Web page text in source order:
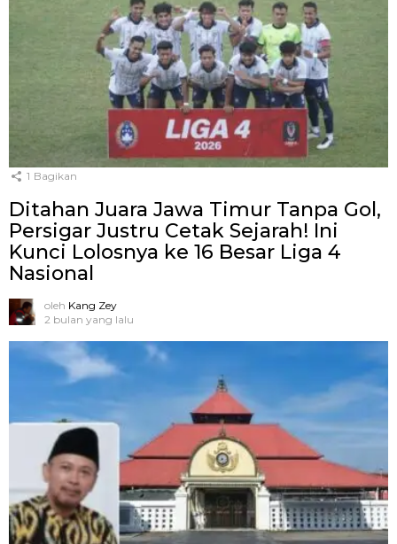
1 Bagikan
Ditahan Juara Jawa Timur Tanpa Gol,
Persigar Justru Cetak Sejarah! Ini
Kunci Lolosnya ke 16 Besar Liga 4
Nasional
oleh Kang Zey
2 bulan yang lalu